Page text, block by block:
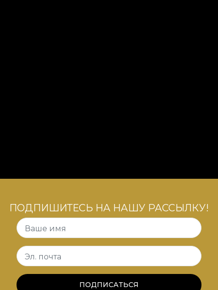
ПОДПИШИТЕСЬ НА НАШУ РАССЫЛКУ!
Ваше имя
Эл. почта
ПОДПИСАТЬСЯ